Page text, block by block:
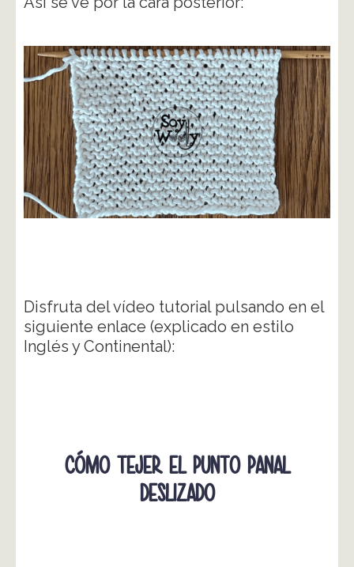
Disfruta del vídeo tutorial pulsando en el
siguiente enlace (explicado en estilo
Inglés y Continental):
CÓMO TEJER EL PUNTO PANAL
DESLIZADO